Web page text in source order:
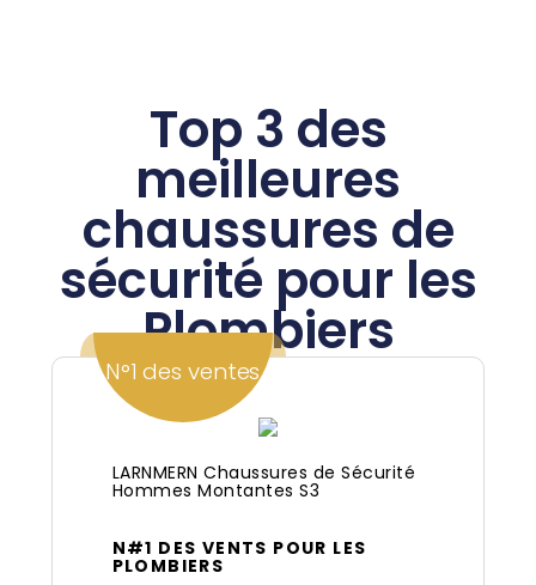
Top 3 des
meilleures
chaussures de
sécurité pour les
Plombiers
LARNMERN Chaussures de Sécurité
Hommes Montantes S3
N#1 DES VENTS POUR LES
PLOMBIERS
N°1 des ventes